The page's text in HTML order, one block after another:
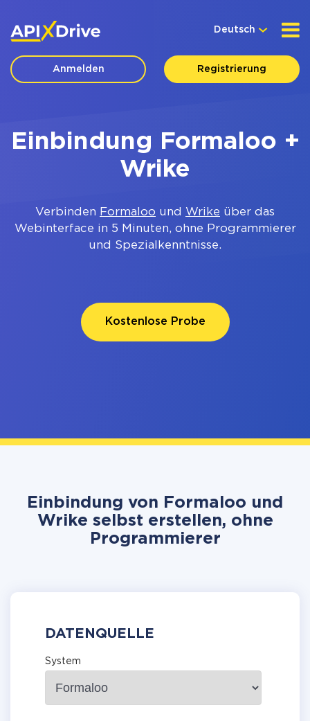
Deutsch
Anmelden Registrierung
Einbindung Formaloo +
Wrike
Verbinden Formaloo und Wrike über das
Webinterface in 5 Minuten, ohne Programmierer
und Spezialkenntnisse.
Kostenlose Probe
Einbindung von Formaloo und
Wrike selbst erstellen, ohne
Programmierer
DATENQUELLE
System